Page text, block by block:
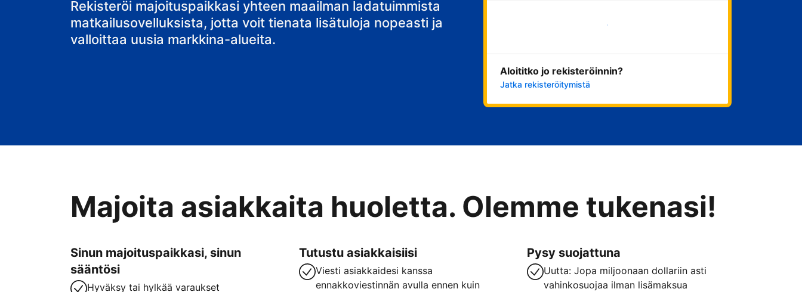
Rekisteröi majoituspaikkasi yhteen maailman ladatuimmista
matkailusovelluksista, jotta voit tienata lisätuloja nopeasti ja
valloittaa uusia markkina-alueita.
Aloita nyt
Aloititko jo rekisteröinnin?
Jatka rekisteröitymistä
Majoita asiakkaita huoletta. Olemme tukenasi!
Sinun majoituspaikkasi, sinun
sääntösi
Hyväksy tai hylkää varaukset
Tutustu asiakkaisiisi
Viesti asiakkaidesi kanssa
ennakkoviestinnän avulla ennen kuin
Pysy suojattuna
Uutta: Jopa miljoonaan dollariin asti
vahinkosuojaa ilman lisämaksua